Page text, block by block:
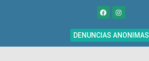
DENUNCIAS ANONIMAS